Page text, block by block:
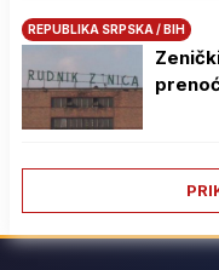
REPUBLIKA SRPSKA / BIH